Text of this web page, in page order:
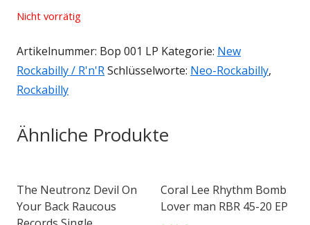
Nicht vorrätig
Artikelnummer: Bop 001 LP Kategorie: New
Rockabilly / R'n'RSchlüsselworte: Neo-Rockabilly,
Rockabilly
Ähnliche Produkte
The Neutronz Devil On
Your Back Raucous
Coral Lee Rhythm Bomb
Lover man RBR 45-20 EP